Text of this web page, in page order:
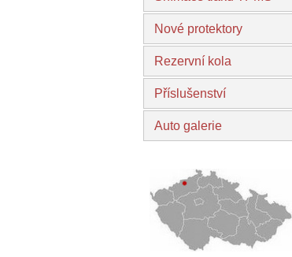
Nové protektory
Rezervní kola
Příslušenství
Auto galerie